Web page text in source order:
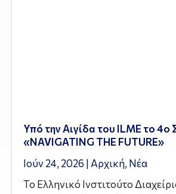
Υπό την Αιγίδα του ILME το 4ο
«NAVIGATING THE FUTURE»
Ιούν 24, 2026 | Αρχική, Νέα
Το Ελληνικό Ινστιτούτο